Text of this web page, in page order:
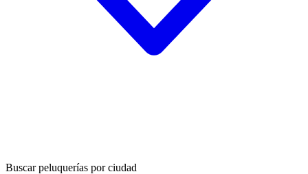
Buscar peluquerías por ciudad